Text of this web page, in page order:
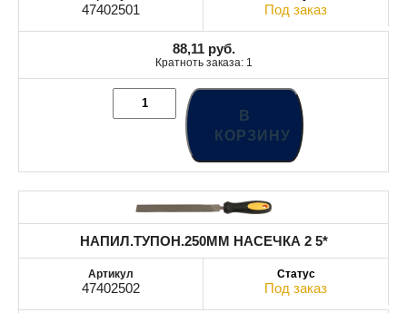
47402501 Под заказ
88,11 руб.
Кратноть заказа: 1
В
КОРЗИНУ
НАПИЛ.ТУПОН.250MM НАСЕЧКА 2 5*
47402502 Под заказ